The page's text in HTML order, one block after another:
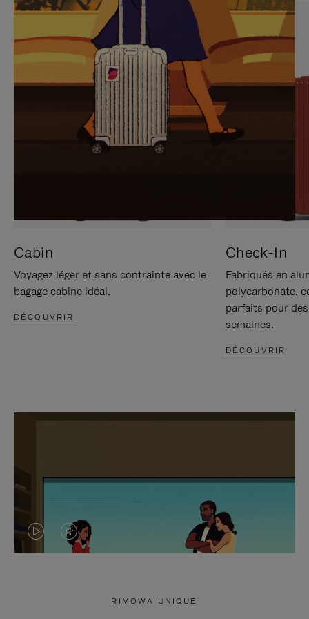
SUR
POUR
METTRE
PAUSE
VEUILLEZ
CLIQUER
POUR
RÉACTIVER
LE
SON
Cabin
Voyagez léger et sans contrainte avec le
bagage cabine idéal.
DÉCOUVRIR
Check-In
Fabriqués en
polycarbonate,
parfaits pour
semaines.
DÉCOUVRIR
LA LE
RIMOWA UNIQUE